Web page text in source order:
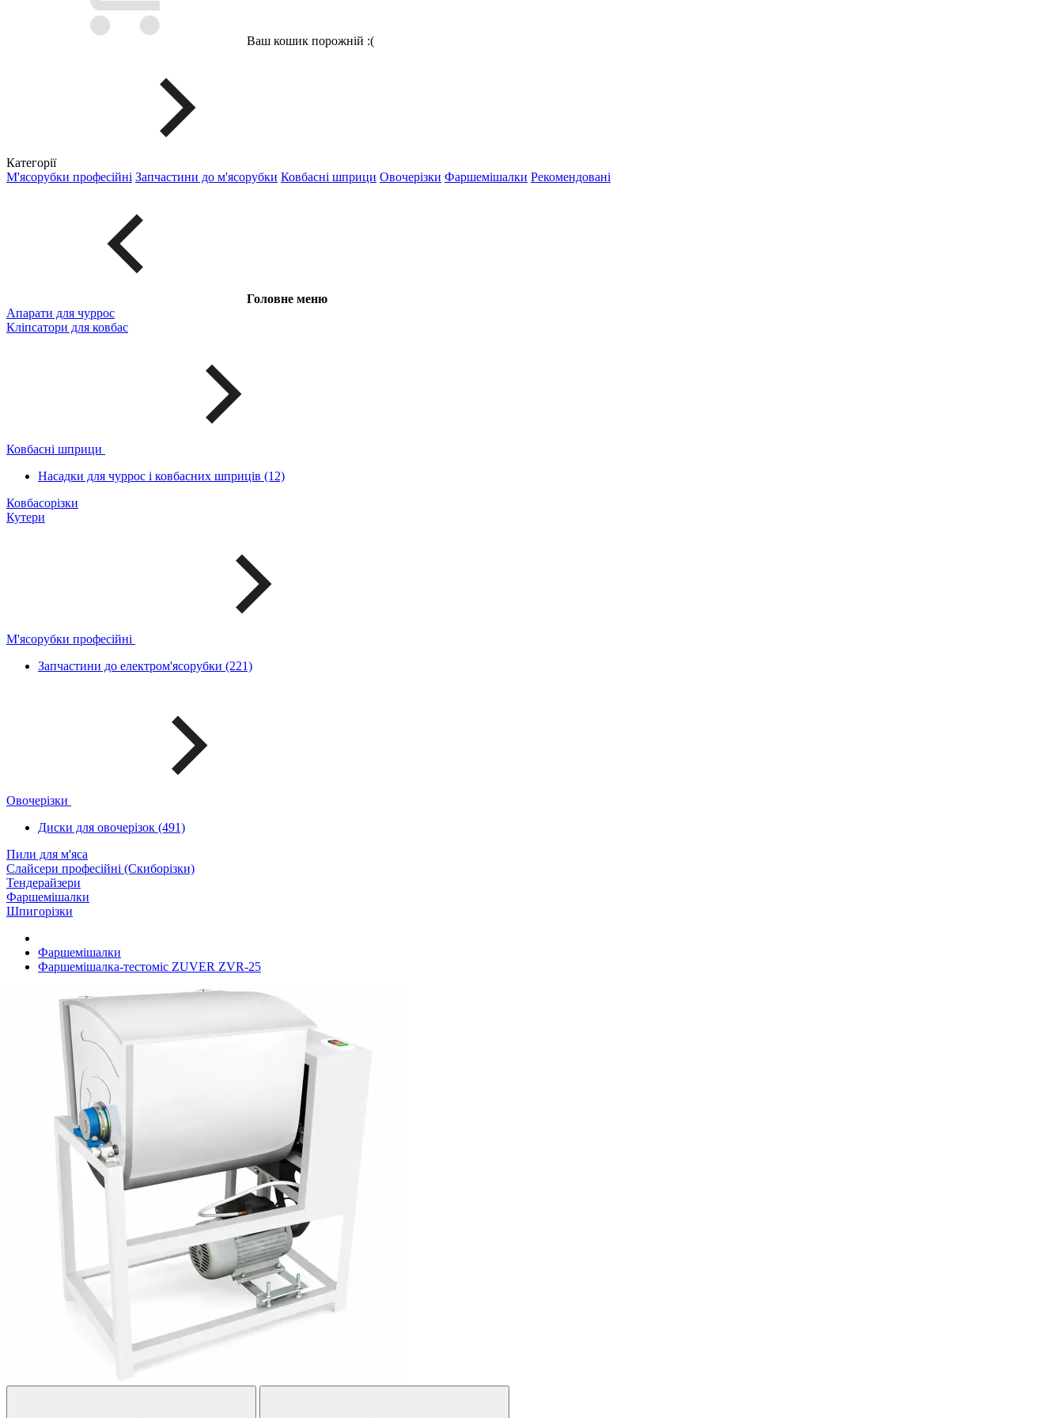
Ваш кошик порожній :(
Категорії
М'ясорубки професійні Запчастини до м'ясорубки Ковбасні шприци Овочерізки Фаршемішалки Рекомендовані
Головне меню
Апарати для чуррос
Кліпсатори для ковбас
Ковбасні шприци
Насадки для чуррос і ковбасних шприців (12)
Ковбасорізки
Кутери
М'ясорубки професійні
Запчастини до електром'ясорубки (221)
Овочерізки
Диски для овочерізок (491)
Пили для м'яса
Слайсери професійні (Скиборізки)
Тендерайзери
Фаршемішалки
Шпигорізки
Фаршемішалки
Фаршемішалка-тестоміс ZUVER ZVR-25